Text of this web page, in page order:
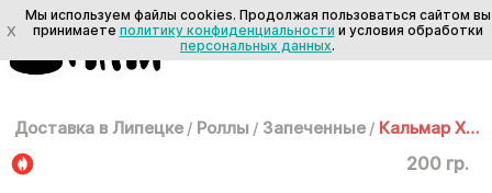
Доставка в Липецке / Роллы / Запеченные / Кальмар Хот
200 гр.
X
Мы используем файлы cookies. Продолжая пользоваться сайтом вы
принимаете политику конфиденциальности и условия обработки
персональных данных.